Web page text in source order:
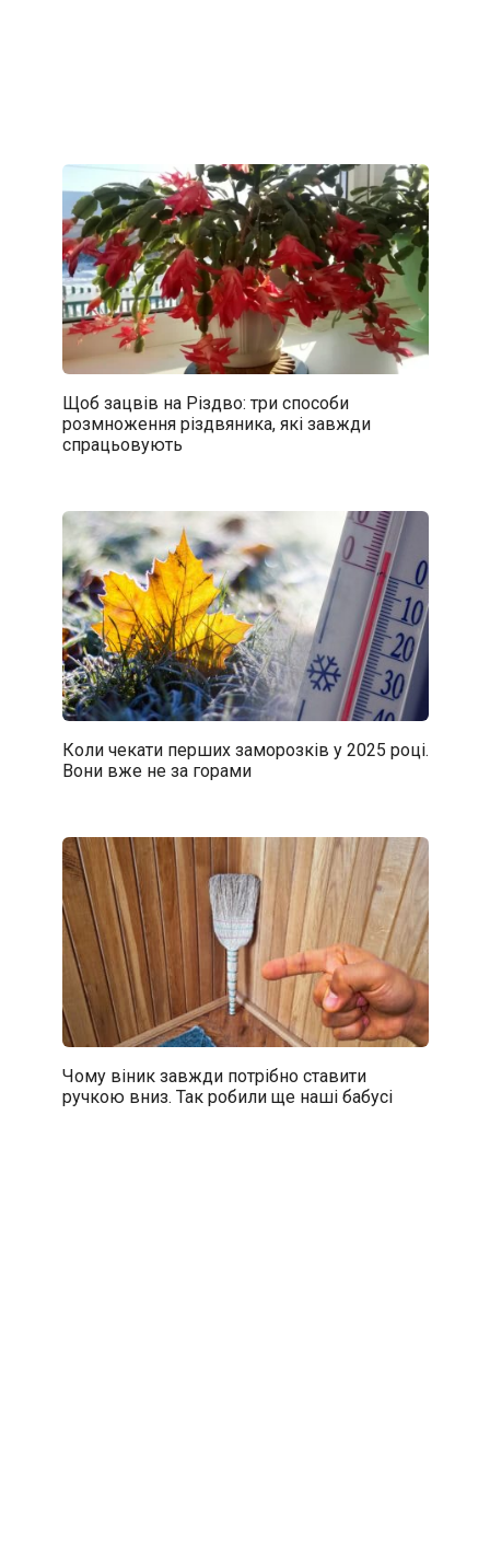
Щоб зацвів на Різдво: три способи
розмноження різдвяника, які завжди
спрацьовують
Коли чекати перших заморозків у 2025 році.
Вони вже не за горами
Чому віник завжди потрібно ставити
ручкою вниз. Так робили ще наші бабусі